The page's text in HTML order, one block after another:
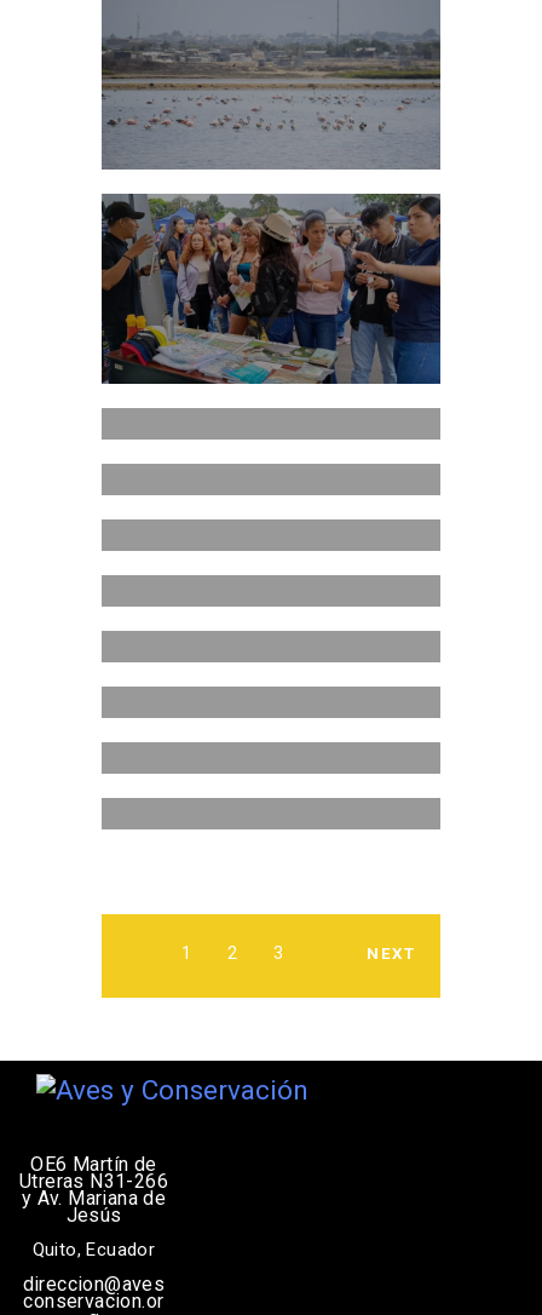
1 2 3 NEXT
OE6 Martín de
Utreras N31-266
y Av. Mariana de
Jesús
Quito, Ecuador
direccion@aves
conservacion.or